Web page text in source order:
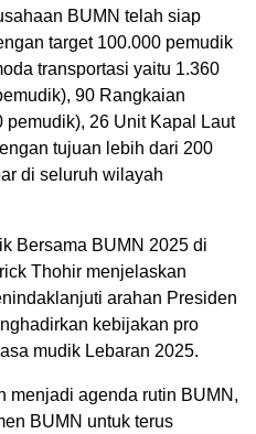
BUMN telah siap
target 100.000 pemudik
transportasi yaitu 1.360
90 Rangkaian
pemudik), 26 Unit Kapal Laut
tujuan lebih dari 200
di seluruh wilayah
Bersama BUMN 2025 di
Thohir menjelaskan
arahan Presiden
kebijakan pro
mudik Lebaran 2025.
menjadi agenda rutin BUMN,
BUMN untuk terus